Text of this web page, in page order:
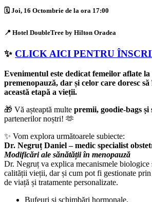
🗓️ Joi, 16 Octombrie de la ora 17:00
📍 Hotel DoubleTree by Hilton Oradea
✨ CLICK AICI PENTRU
Evenimentul este dedicat femeilor aflate la
premenopauză, dar și celor care doresc
această etapă a vieții.
🎁 Vă așteaptă multe premii, goodie-bags și
partenerilor noștri! 🫶
✨ Vom explora următoarele subiecte:
Dr. Negruț Daniel – medic specialist
Modificări ale sănătății în menopauză
Dr. Negruț va explica mecanismele biologice
calității vieții, dar și cum pot fi gestionate
de viață și tratamente personalizate.
Bufeuri și schimbări hormonale,